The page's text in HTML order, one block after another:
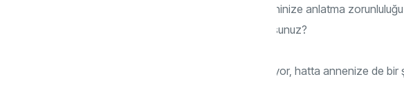
Bir düşünün… Yaptığınız her şeyi ebeveyninize anlatma
hâlâ çoğu konuda ailenize danışıyor musunuz?
Kendinize bir şey alırken suçluluk hissediyor, hatta annenize de